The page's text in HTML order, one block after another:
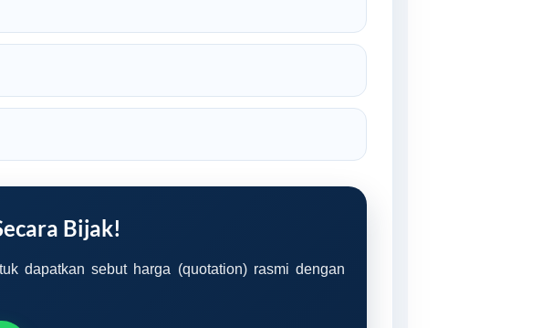
Bijak!
dapatkan sebut harga (quotation) rasmi dengan